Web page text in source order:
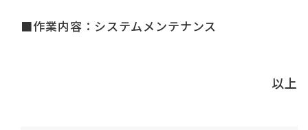
■作業内容：システムメンテナンス
以上